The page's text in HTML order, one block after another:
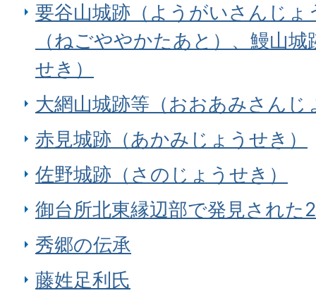
要谷山城跡（ようがいさんじょ
（ねごややかたあと）、鰻山
せき）
大網山城跡等（おおあみさんじ
赤見城跡（あかみじょうせき）
佐野城跡（さのじょうせき）
御台所北東縁辺部で発見された
秀郷の伝承
藤姓足利氏